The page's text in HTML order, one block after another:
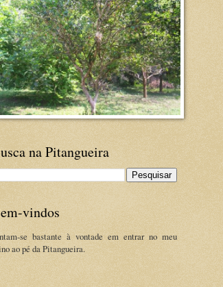
na Pitangueira
vindos
se bastante à vontade em entrar no meu
ao pé da Pitangueira.